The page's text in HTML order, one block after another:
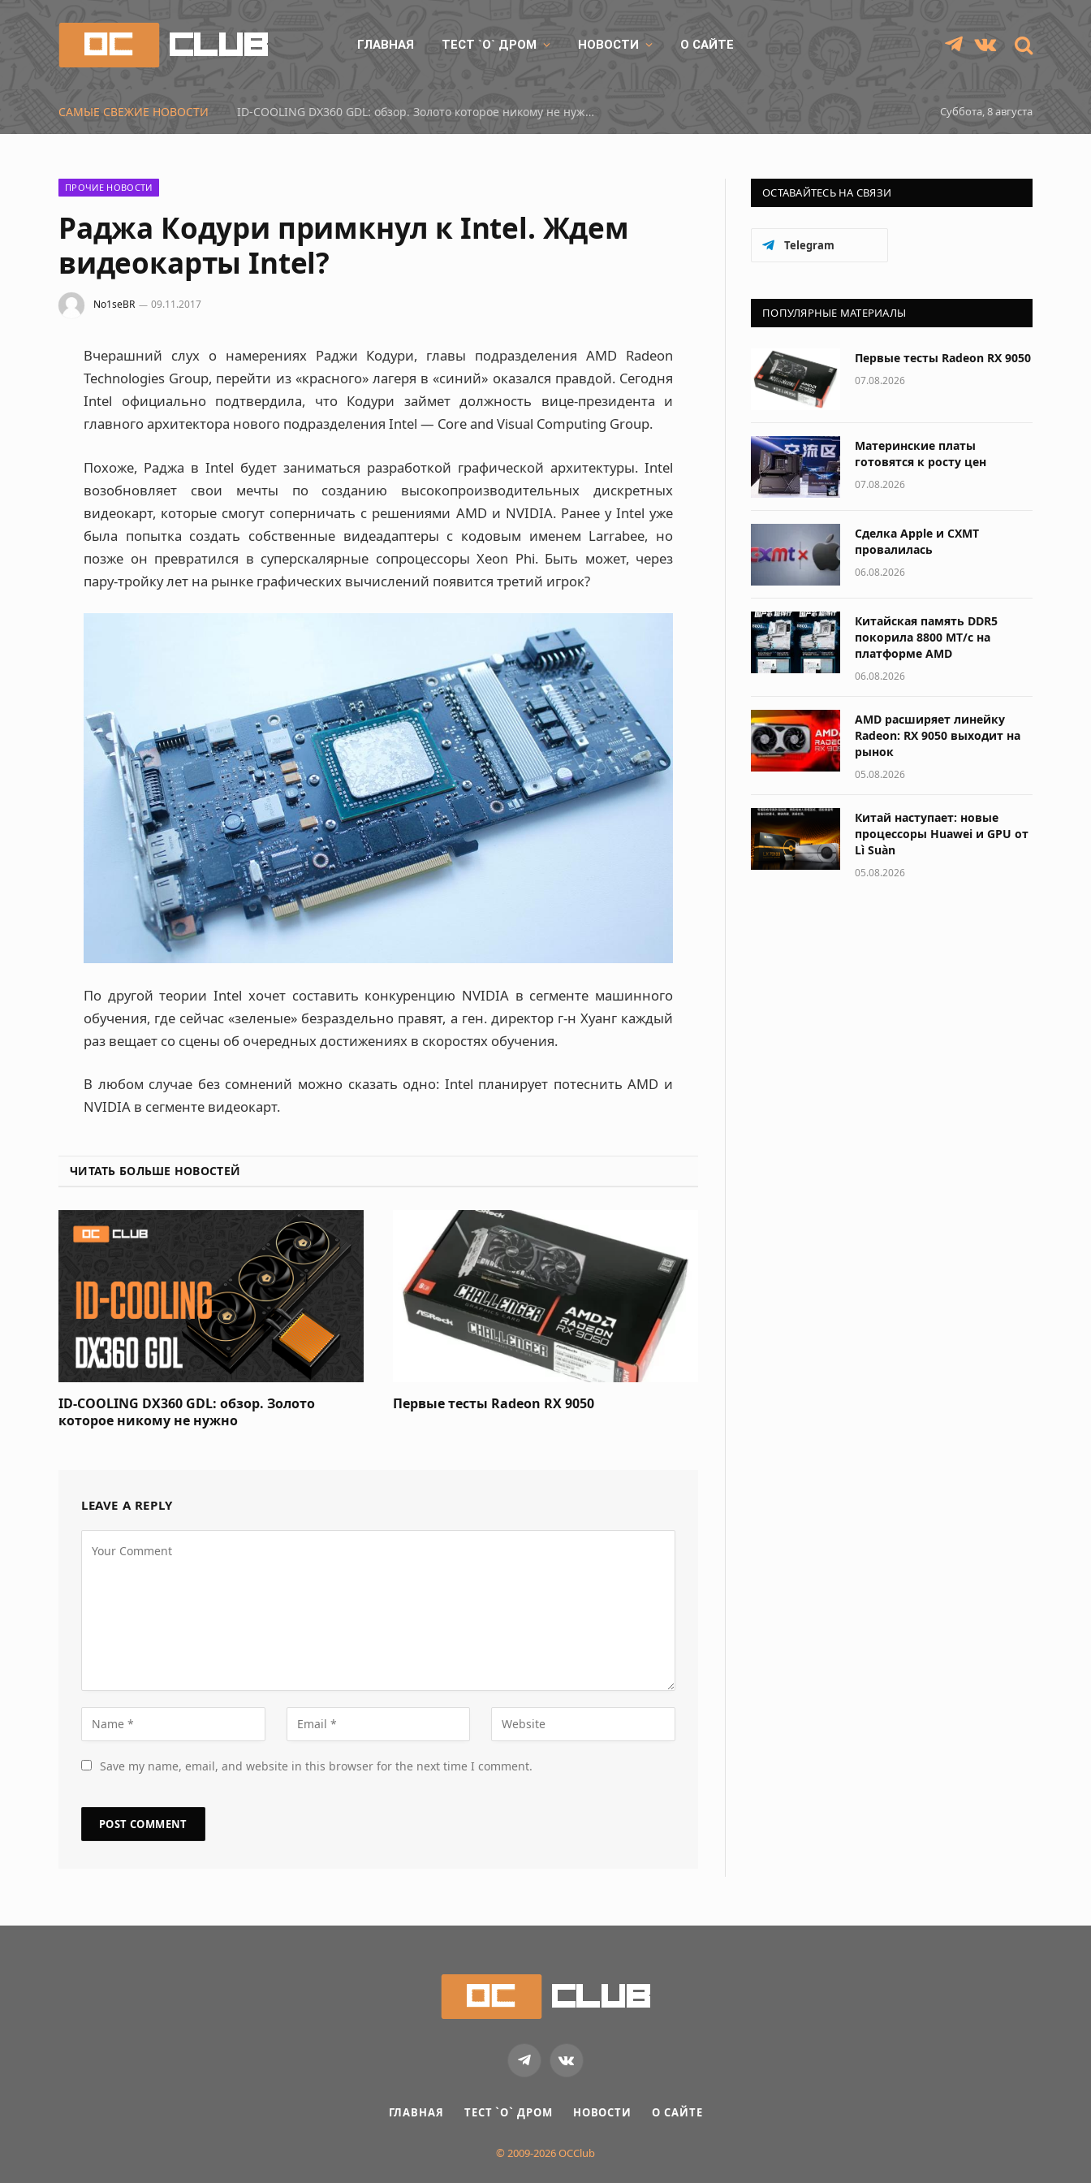
ГЛАВНАЯ ТЕСТ `О` ДРОМ НОВОСТИ О САЙТЕ TelegramVKontakte
САМЫЕ СВЕЖИЕ НОВОСТИ Первые тесты Radeon RX 9050 Суббота, 8 августа
ПРОЧИЕ НОВОСТИ
Раджа Кодури примкнул к Intel. Ждем
видеокарты Intel?
No1seBR 09.11.2017
Вчерашний слух о намерениях Раджи Кодури, главы подразделения AMD Radeon
Technologies Group, перейти из «красного» лагеря в «синий» оказался правдой. Сегодня
Intel официально подтвердила, что Кодури займет должность вице-президента и
главного архитектора нового подразделения Intel — Core and Visual Computing Group.
Похоже, Раджа в Intel будет заниматься разработкой графической архитектуры. Intel
возобновляет свои мечты по созданию высокопроизводительных дискретных
видеокарт, которые смогут соперничать с решениями AMD и NVIDIA. Ранее у Intel уже
была попытка создать собственные видеадаптеры с кодовым именем Larrabee, но
позже он превратился в суперскалярные сопроцессоры Xeon Phi. Быть может, через
пару-тройку лет на рынке графических вычислений появится третий игрок?
По другой теории Intel хочет составить конкуренцию NVIDIA в сегменте машинного
обучения, где сейчас «зеленые» безраздельно правят, а ген. директор г-н Хуанг каждый
раз вещает со сцены об очередных достижениях в скоростях обучения.
В любом случае без сомнений можно сказать одно: Intel планирует потеснить AMD и
NVIDIA в сегменте видеокарт.
ЧИТАТЬ БОЛЬШЕ НОВОСТЕЙ
ID-COOLING DX360 GDL: обзор. Золото
которое никому не нужно
Первые тесты Radeon RX 9050
LEAVE A REPLY
Save my name, email, and website in this browser for the next time I comment.
ОСТАВАЙТЕСЬ НА СВЯЗИ
Telegram
ПОПУЛЯРНЫЕ МАТЕРИАЛЫ
Первые тесты Radeon RX 9050
07.08.2026
Материнские платы
готовятся к росту цен
07.08.2026
Сделка Apple и CXMT
провалилась
06.08.2026
Китайская память DDR5
покорила 8800 МТ/с на
платформе AMD
06.08.2026
AMD расширяет линейку
Radeon: RX 9050 выходит на
рынок
05.08.2026
Китай наступает: новые
процессоры Huawei и GPU от
Lì Suàn
05.08.2026
TelegramVKontakte
ГЛАВНАЯ ТЕСТ `О` ДРОМ НОВОСТИ О САЙТЕ
© 2009-2026 OCClub